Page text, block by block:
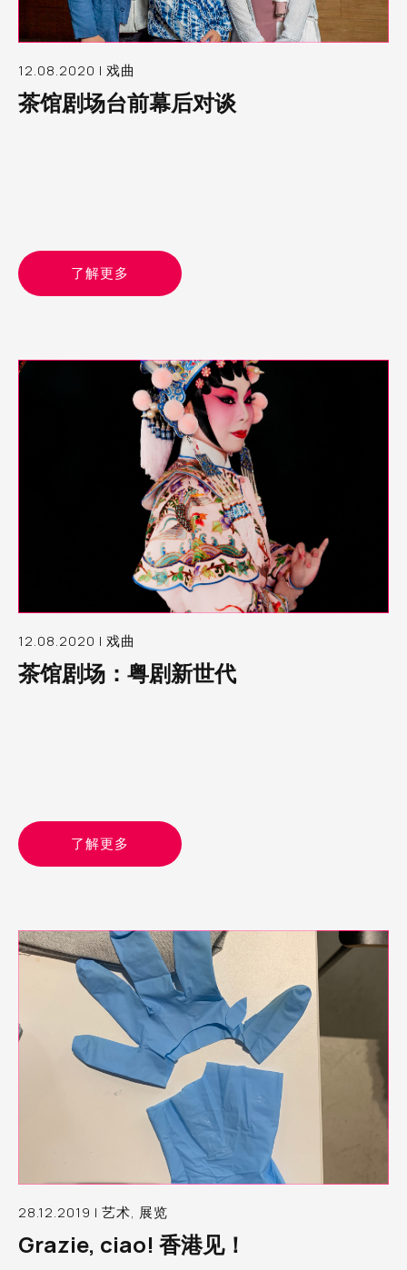
12.08.2020 | 戏曲
茶馆剧场台前幕后对谈
了解更多
12.08.2020 | 戏曲
茶馆剧场：粤剧新世代
了解更多
28.12.2019 | 艺术, 展览
Grazie, ciao! 香港见！